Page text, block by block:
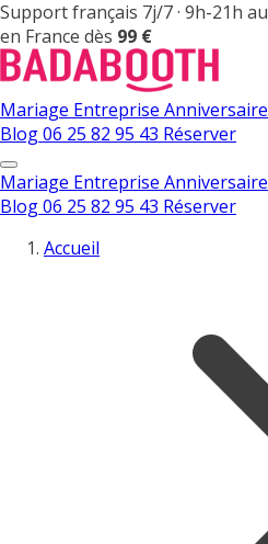
Support français 7j/7 · 9h-21h au
en France dès 99 €
Mariage Entreprise Anniversaire
Blog06 25 82 95 43 Réserver
Mariage Entreprise Anniversaire
Blog06 25 82 95 43 Réserver
Accueil